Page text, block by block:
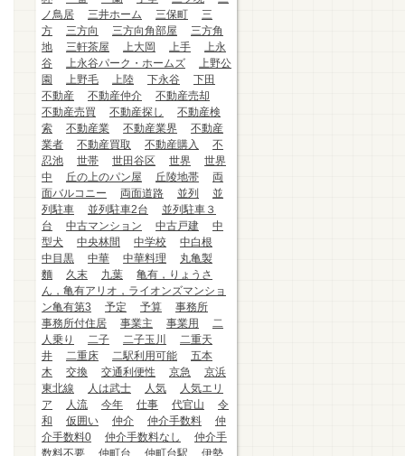
ノ鳥居
三井ホーム 三保町
三
方
三方向 三方向角部屋
三方角
地
三軒茶屋 上大岡 上手
上永
谷
上永谷パーク・ホームズ
上野公
園
上野毛 上陸 下永谷
下田
不動産
不動産仲介
不動産売却
不動産売買
不動産探し
不動産検
索
不動産業 不動産業界
不動産
業者
不動産買取 不動産購入
不
忍池
世帯 世田谷区 世界
世界
中
丘の上のパン屋 丘陵地帯
両
面バルコニー
両面道路 並列
並
列駐車
並列駐車2台
並列駐車３
台
中古マンション 中古戸建
中
型犬
中央林間 中学校
中白根
中目黒
中華 中華料理
丸亀製
麵
久末 九葉
亀有，りょうさ
ん，亀有アリオ，ライオンズマンショ
ン亀有第3
予定 予算
事務所
事務所付住居
事業主 事業用
二
人乗り
二子 二子玉川
二重天
井
二重床 二駅利用可能
五本
木
交換 交通利便性 京急
京浜
東北線
人は武士 人気
人気エリ
ア
人流 今年 仕事 代官山
令
和
仮囲い 仲介 仲介手数料
仲
介手数料0
仲介手数料なし
仲介手
数料不要
仲町台 仲町台駅
伊勢